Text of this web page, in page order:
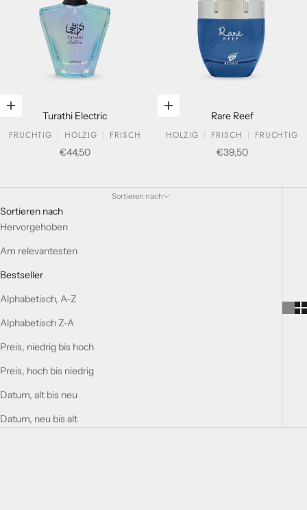
In den Warenkorb legen
Turathi Electric
FRUCHTIG
HOLZIG
FRISCH
Verkaufspreis
€44,50
In den Warenkorb legen
Rare Reef
HOLZIG
FRISCH
FRUCHTIG
Verkaufspreis
€39,50
TURATHI COLLECTION
Sortieren nach
Sortieren nach
Hervorgehoben
Am relevantesten
Bestseller
Alphabetisch, A-Z
Alphabetisch Z-A
Preis, niedrig bis hoch
Preis, hoch bis niedrig
Datum, alt bis neu
Datum, neu bis alt